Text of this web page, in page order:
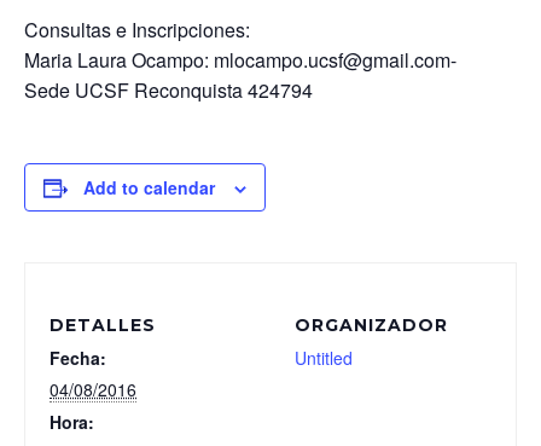
Consultas e Inscripciones:
Maria Laura Ocampo: mlocampo.ucsf@gmail.com-
Sede UCSF Reconquista 424794
Add to calendar
DETALLES
Fecha:
04/08/2016
Hora:
ORGANIZADOR
Untitled